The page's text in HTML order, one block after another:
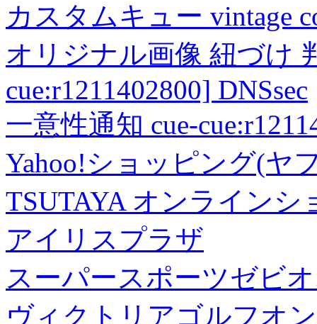
カスタムキュー vintage
オリジナル画像 紐づけ
cue:r1211402800] DNSsec
一意性通知 cue-
Yahoo!ショッピング(ヤ
TSUTAYA オンラインシ
アイリスプラザ
スーパースポーツゼビ
ヴィクトリアゴルフオ